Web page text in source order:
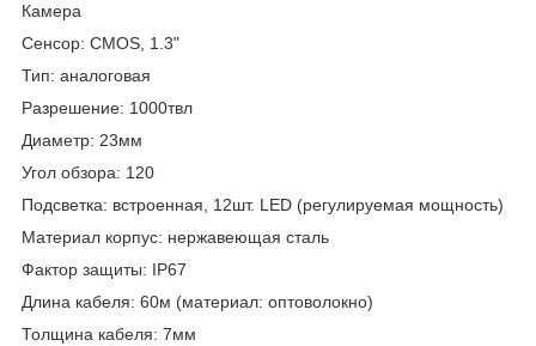
Камера
Сенсор: CMOS, 1.3"
Тип: аналоговая
Разрешение: 1000твл
Диаметр: 23мм
Угол обзора: 120
Подсветка: встроенная, 12шт. LED (регулируемая мощность)
Материал корпус: нержавеющая сталь
Фактор защиты: IP67
Длина кабеля: 60м (материал: оптоволокно)
Толщина кабеля: 7мм